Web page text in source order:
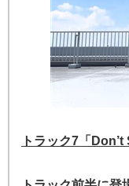
トラック7「Don’t